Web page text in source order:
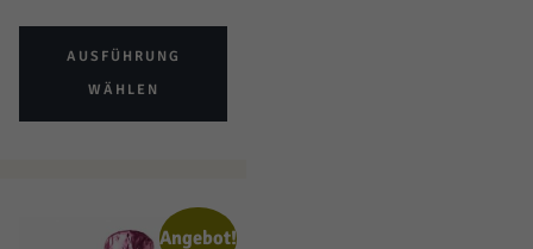
AUSFÜHRUNG
WÄHLEN
Angebot!